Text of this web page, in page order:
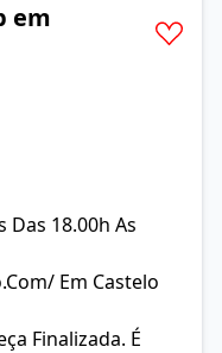
em
Das 18.00h As
Em Castelo
Finalizada. É